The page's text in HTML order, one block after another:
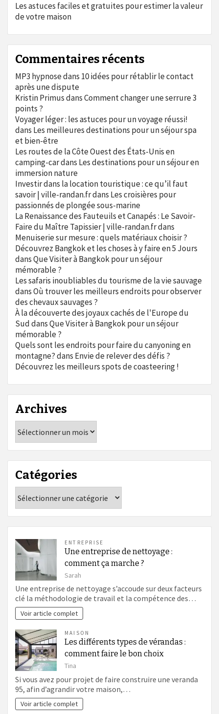
Les astuces faciles et gratuites pour estimer la valeur
de votre maison
Commentaires récents
MP3 hypnosedans 10 idées pour rétablir le contact
après une dispute
Kristin PrimusdansComment changer une serrure 3
points ?
Voyager léger : les astuces pour un voyage réussi!
dans Les meilleures destinations pour un séjour spa
et bien-être
Les routes de la Côte Ouest des États-Unis en
camping-cardans Les destinations pour un séjour en
immersion nature
Investir dans la location touristique : ce qu’il faut
savoir | ville-randan.frdans Les croisières pour
passionnés de plongée sous-marine
La Renaissance des Fauteuils et Canapés : Le Savoir-
Faire du Maître Tapissier | ville-randan.frdans
Menuiserie sur mesure : quels matériaux choisir ?
Découvrez Bangkok et les choses à y faire en 5 Jours
dansQue Visiter à Bangkok pour un séjour
mémorable ?
Les safaris inoubliables du tourisme de la vie sauvage
dansOù trouver les meilleurs endroits pour observer
des chevaux sauvages ?
À la découverte des joyaux cachés de l'Europe du
SuddansQue Visiter à Bangkok pour un séjour
mémorable ?
Quels sont les endroits pour faire du canyoning en
montagne?dans Envie de relever des défis ?
Découvrez les meilleurs spots de coasteering !
Archives
Catégories
ENTREPRISE
Une entreprise de nettoyage :
comment ça marche ?
Sarah
Une entreprise de nettoyage s’accoude sur deux facteurs
clé la méthodologie de travail et la compétence des…
Voir article complet
MAISON
Les différents types de vérandas :
comment faire le bon choix
Tina
Si vous avez pour projet de faire construire une veranda
95, afin d’agrandir votre maison,…
Voir article complet